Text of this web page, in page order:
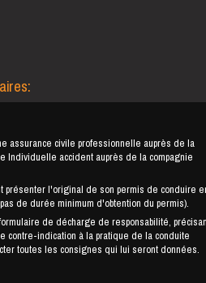
assurance civile professionnelle auprès de la
Individuelle accident auprès de la compagnie
présenter l'original de son permis de conduire
de durée minimum d'obtention du permis).
de décharge de responsabilité,
contre-indication à la pratique de la conduite
toutes les consignes qui lui seront données.